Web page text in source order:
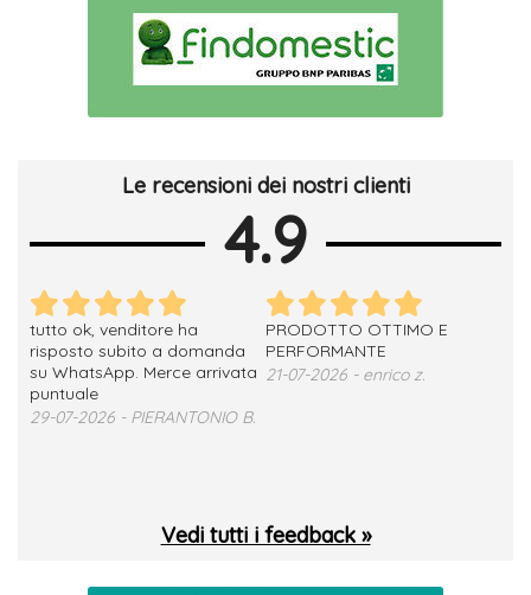
Le recensioni dei nostri clienti
4.9
tutto ok, venditore ha
risposto subito a domanda
su WhatsApp. Merce arrivata
puntuale
29-07-2026 - PIERANTONIO B.
PRODOTTO OTTIMO E
PERFORMANTE
21-07-2026 - enrico z.
Vedi tutti i feedback »